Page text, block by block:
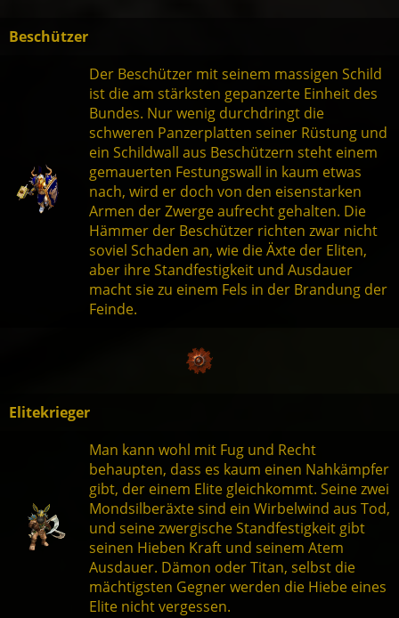
Beschützer
Der Beschützer mit seinem massigen Schild
ist die am stärksten gepanzerte Einheit des
Bundes. Nur wenig durchdringt die
schweren Panzerplatten seiner Rüstung und
ein Schildwall aus Beschützern steht einem
gemauerten Festungswall in kaum etwas
nach, wird er doch von den eisenstarken
Armen der Zwerge aufrecht gehalten. Die
Hämmer der Beschützer richten zwar nicht
soviel Schaden an, wie die Äxte der Eliten,
aber ihre Standfestigkeit und Ausdauer
macht sie zu einem Fels in der Brandung der
Feinde.
Elitekrieger
Man kann wohl mit Fug und Recht
behaupten, dass es kaum einen Nahkämpfer
gibt, der einem Elite gleichkommt. Seine zwei
Mondsilberäxte sind ein Wirbelwind aus Tod,
und seine zwergische Standfestigkeit gibt
seinen Hieben Kraft und seinem Atem
Ausdauer. Dämon oder Titan, selbst die
mächtigsten Gegner werden die Hiebe eines
Elite nicht vergessen.